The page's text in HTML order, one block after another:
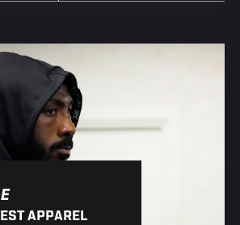
APPAREL